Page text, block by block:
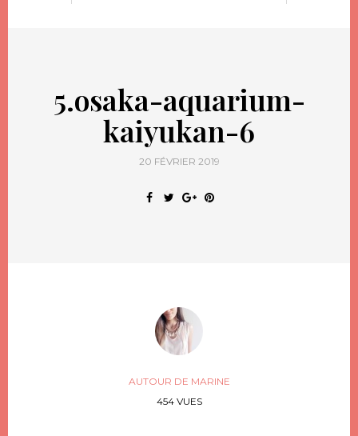
5.osaka-aquarium-
kaiyukan-6
20 FÉVRIER 2019
AUTOUR DE MARINE
454 VUES